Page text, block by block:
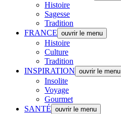
Histoire
Sagesse
Tradition
FRANCE ouvrir le menu
Histoire
Culture
Tradition
INSPIRATION ouvrir le menu
Insolite
Voyage
Gourmet
SANTÉ ouvrir le menu